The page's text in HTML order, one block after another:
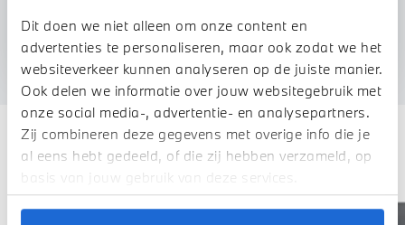
Dit doen we niet alleen om onze content en
advertenties te personaliseren, maar ook zodat we het
websiteverkeer kunnen analyseren op de juiste manier.
Ook delen we informatie over jouw websitegebruik met
onze social media-, advertentie- en analysepartners.
Zij combineren deze gegevens met overige info die je
al eens hebt gedeeld, of die zij hebben verzameld, op
basis van jouw gebruik van deze services.
U vertelt meer over uw auto
We verrekenen de waarde van uw auto
Deze zijn vergelijkbaar